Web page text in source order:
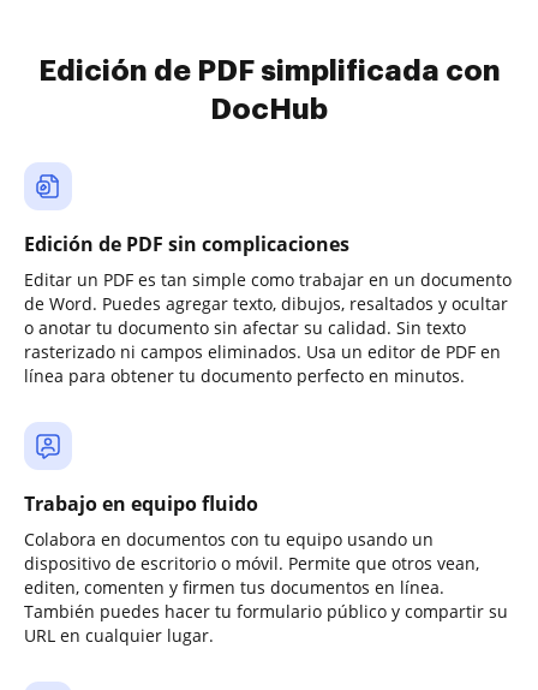
Edición de PDF simplificada con
DocHub
Edición de PDF sin complicaciones
Editar un PDF es tan simple como trabajar en un documento
de Word. Puedes agregar texto, dibujos, resaltados y ocultar
o anotar tu documento sin afectar su calidad. Sin texto
rasterizado ni campos eliminados. Usa un editor de PDF en
línea para obtener tu documento perfecto en minutos.
Trabajo en equipo fluido
Colabora en documentos con tu equipo usando un
dispositivo de escritorio o móvil. Permite que otros vean,
editen, comenten y firmen tus documentos en línea.
También puedes hacer tu formulario público y compartir su
URL en cualquier lugar.